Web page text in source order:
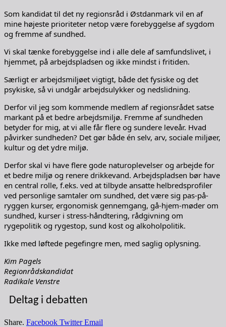
Som kandidat til det ny regionsråd i Østdanmark vil en af
mine højeste prioriteter netop være forebyggelse af sygdom
og fremme af sundhed.
Vi skal tænke forebyggelse ind i alle dele af samfundslivet, i
hjemmet, på arbejdspladsen og ikke mindst i fritiden.
Særligt er arbejdsmiljøet vigtigt, både det fysiske og det
psykiske, så vi undgår arbejdsulykker og nedslidning.
Derfor vil jeg som kommende medlem af regionsrådet satse
markant på et bedre arbejdsmiljø. Fremme af sundheden
betyder for mig, at vi alle får flere og sundere leveår. Hvad
påvirker sundheden? Det gør både én selv, arv, sociale miljøer,
kultur og det ydre miljø.
Derfor skal vi have flere gode naturoplevelser og arbejde for
et bedre miljø og renere drikkevand. Arbejdspladsen bør have
en central rolle, f.eks. ved at tilbyde ansatte helbredsprofiler
ved personlige samtaler om sundhed, det være sig pas-på-
ryggen kurser, ergonomisk gennemgang, gå-hjem-møder om
sundhed, kurser i stress-håndtering, rådgivning om
rygepolitik og rygestop, sund kost og alkoholpolitik.
Ikke med løftede pegefingre men, med saglig oplysning.
Kim Pagels
Regionrådskandidat
Radikale Venstre
Deltag i debatten
Share. Facebook Twitter Email